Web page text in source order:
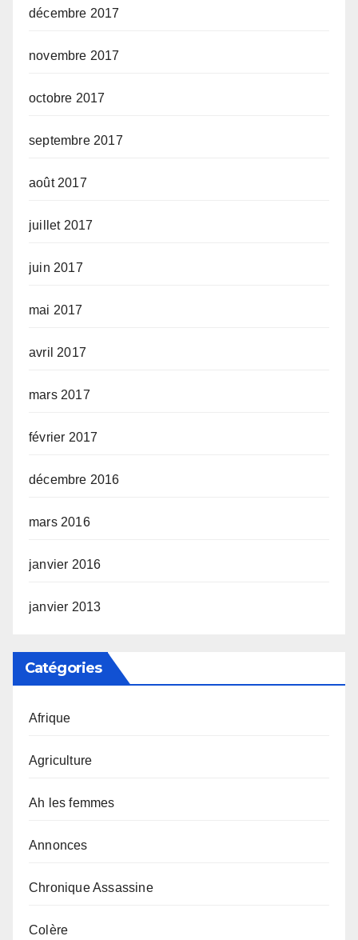
décembre 2017
novembre 2017
octobre 2017
septembre 2017
août 2017
juillet 2017
juin 2017
mai 2017
avril 2017
mars 2017
février 2017
décembre 2016
mars 2016
janvier 2016
janvier 2013
Catégories
Afrique
Agriculture
Ah les femmes
Annonces
Chronique Assassine
Colère